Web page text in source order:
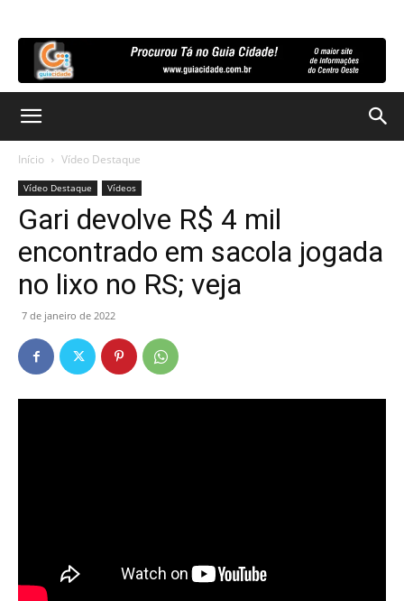
Início Vídeo Destaque
Vídeo Destaque Vídeos
Gari devolve R$ 4 mil
encontrado em sacola jogada
no lixo no RS; veja
7 de janeiro de 2022